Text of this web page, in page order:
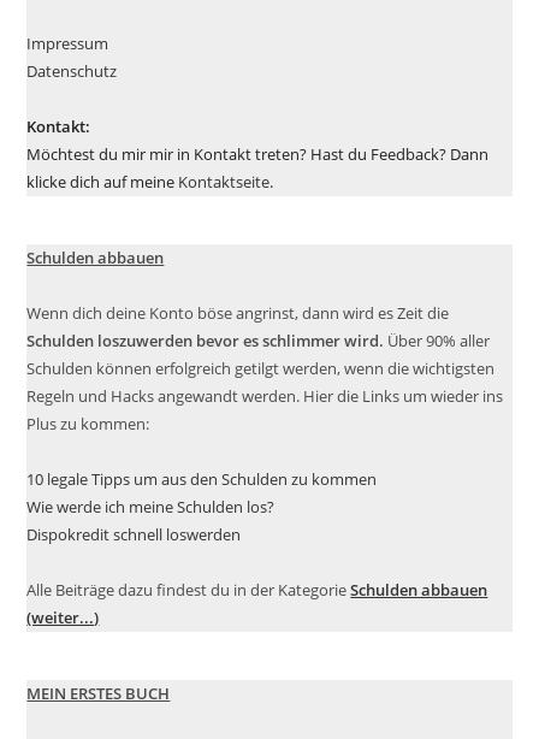
Impressum
Datenschutz
Kontakt:
Möchtest du mir mir in Kontakt treten? Hast du Feedback? Dann
klicke dich auf meine Kontaktseite.
Schulden abbauen
Wenn dich deine Konto böse angrinst, dann wird es Zeit die
Schulden loszuwerden bevor es schlimmer wird. Über 90% aller
Schulden können erfolgreich getilgt werden, wenn die wichtigsten
Regeln und Hacks angewandt werden. Hier die Links um wieder ins
Plus zu kommen:
10 legale Tipps um aus den Schulden zu kommen
Wie werde ich meine Schulden los?
Dispokredit schnell loswerden
Alle Beiträge dazu findest du in der KategorieSchulden abbauen
(weiter...)
MEIN ERSTES BUCH